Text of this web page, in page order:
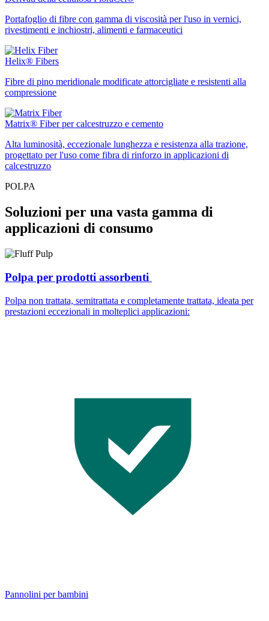
Portafoglio di fibre con gamma di viscosità per l'uso in vernici,
rivestimenti e inchiostri, alimenti e farmaceutici
Helix® Fibers
Fibre di pino meridionale modificate attorcigliate e resistenti alla
compressione
Matrix® Fiber per calcestruzzo e cemento
Alta luminosità, eccezionale lunghezza e resistenza alla trazione,
progettato per l'uso come fibra di rinforzo in applicazioni di
calcestruzzo
POLPA
Soluzioni per una vasta gamma di
applicazioni di consumo
Polpa per prodotti assorbenti
Polpa non trattata, semitrattata e completamente trattata, ideata per
prestazioni eccezionali in molteplici applicazioni:
Pannolini per bambini